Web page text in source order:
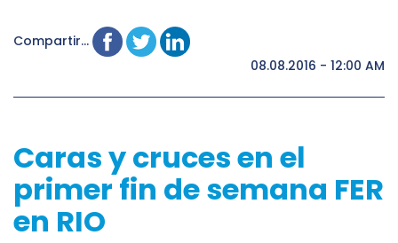
Compartir...
08.08.2016 - 12:00 AM
Caras y cruces en el
primer fin de semana FER
en RIO